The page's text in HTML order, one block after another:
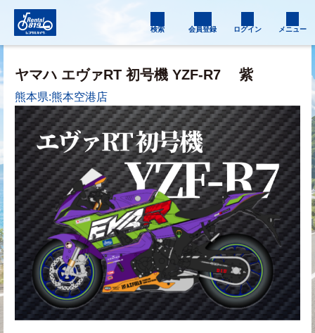
検索 会員登録 ログイン メニュー
ヤマハ エヴァRT 初号機 YZF-R7 紫
熊本県:熊本空港店